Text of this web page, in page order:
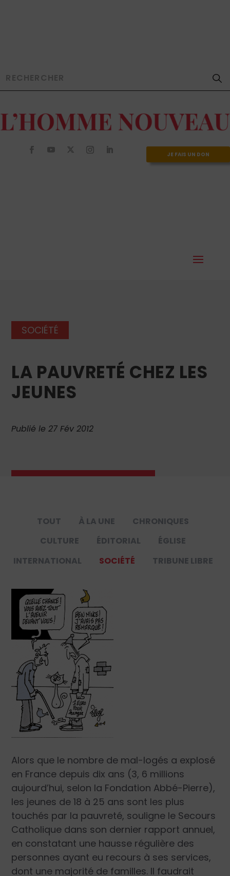
JE FAIS UN DON
SOCIÉTÉ
LA PAUVRETÉ CHEZ LES
JEUNES
Publié le 27 Fév 2012
TOUT À LA UNE
CHRONIQUES
CULTURE
ÉDITORIAL
ÉGLISE
INTERNATIONAL
SOCIÉTÉ TRIBUNE LIBRE
Alors que le nombre de mal-logés a explosé
en France depuis dix ans (3, 6 millions
aujourd’hui, selon la Fondation Abbé-Pierre),
les jeunes de 18 à 25 ans sont les plus
touchés par la pauvreté, souligne le Secours
Catholique dans son dernier rapport annuel,
en constatant une hausse régulière des
personnes ayant eu recours à ses services,
dont une majorité de familles. Il faudrait